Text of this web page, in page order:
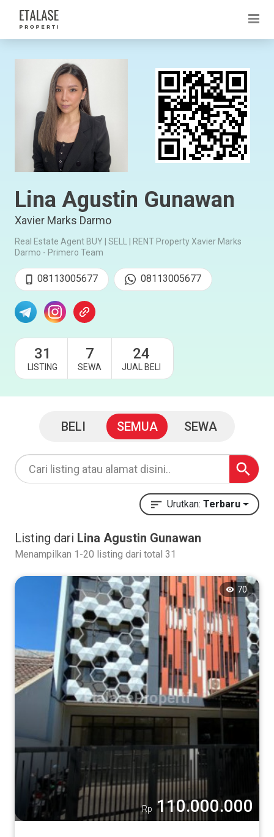
Lina Agustin Gunawan
Xavier Marks Darmo
Real Estate Agent BUY | SELL | RENT Property Xavier Marks
Darmo - Primero Team
08113005677 08113005677
31
LISTING
7
SEWA
24
JUAL BELI
BELI SEMUA SEWA
Urutkan: Terbaru
Listing dari Lina Agustin Gunawan
Menampilkan 1-20 listing dari total 31
70
Rp 110.000.000